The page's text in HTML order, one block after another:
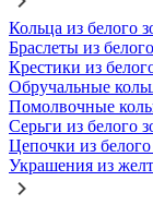
Кольца из белого
Браслеты из
Крестики из
Обручальные
Помолвочные
Серьги из белого
Цепочки из белого
Украшения из